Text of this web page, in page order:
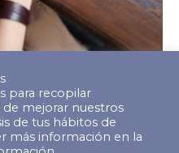
para recopilar
mejorar nuestros
de tus hábitos de
más información en la